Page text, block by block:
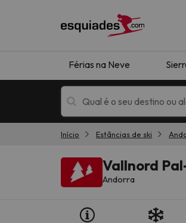
Férias na Neve
Início Estâncias de ski
Vallnord
Andorra